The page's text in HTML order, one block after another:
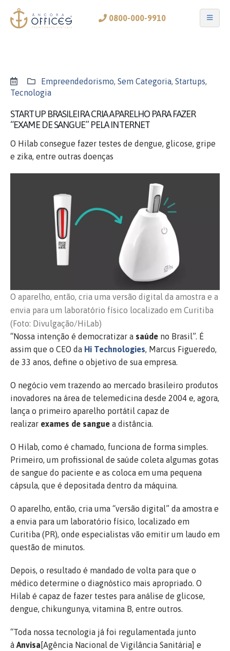
0800-000-9910
Empreendedorismo, Sem Categoria, Startups,
Tecnologia
STARTUP BRASILEIRA CRIA APARELHO PARA FAZER
“EXAME DE SANGUE” PELA INTERNET
O Hilab consegue fazer testes de dengue, glicose, gripe
e zika, entre outras doenças
O aparelho, então, cria uma versão digital da amostra e a
envia para um laboratório físico localizado em Curitiba
(Foto: Divulgação/HiLab)
“Nossa intenção é democratizar a saúde no Brasil”. É
assim que o CEO da Hi Technologies, Marcus Figueredo,
de 33 anos, define o objetivo de sua empresa.
O negócio vem trazendo ao mercado brasileiro produtos
inovadores na área de telemedicina desde 2004 e, agora,
lança o primeiro aparelho portátil capaz de
realizar exames de sangue a distância.
O Hilab, como é chamado, funciona de forma simples.
Primeiro, um profissional de saúde coleta algumas gotas
de sangue do paciente e as coloca em uma pequena
cápsula, que é depositada dentro da máquina.
O aparelho, então, cria uma “versão digital” da amostra e
a envia para um laboratório físico, localizado em
Curitiba (PR), onde especialistas vão emitir um laudo em
questão de minutos.
Depois, o resultado é mandado de volta para que o
médico determine o diagnóstico mais apropriado. O
Hilab é capaz de fazer testes para análise de glicose,
dengue, chikungunya, vitamina B, entre outros.
“Toda nossa tecnologia já foi regulamentada junto
à Anvisa [Agência Nacional de Vigilância Sanitária] e